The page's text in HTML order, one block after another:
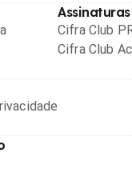
Assinaturas
Cifra Club
Cifra Club